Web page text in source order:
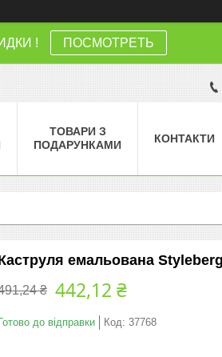
! ПОСМОТРЕТЬ
ТОВАРИ З
ПОДАРУНКАМИ
КОНТАКТИ
емальована
₴ 442,12 ₴
Готово до відправки Код: 37768